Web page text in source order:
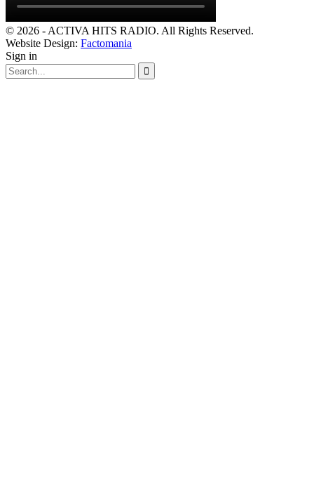
© 2026 - ACTIVA HITS RADIO. All Rights Reserved.
Website Design: Factomania
Sign in